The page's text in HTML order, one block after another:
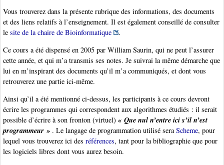
Vous trouverez dans la présente rubrique des informations, des documents
et des liens relatifs à l’enseignement. Il est également conseillé de consulter
le site de la chaire de Bioinformatique
.
Ce cours a été dispensé en 2005 par William Saurin, qui ne peut l’assurer
cette année, et qui m’a transmis ses notes. Je suivrai la même démarche que
lui en m’inspirant des documents qu’il m’a communiqués, et dont vous
retrouverez une partie ici-même.
Ainsi qu’il a été mentionné ci-dessus, les participants à ce cours devront
écrire les programmes qui correspondent aux algorithmes étudiés : il serait
possible d’écrire à son fronton (virtuel) « Que nul n’entre ici s’il n’est
programmeur » . Le langage de programmation utilisé seraScheme, pour
lequel vous trouverez ici des références, tant pour la bibliographie que pour
les logiciels libres dont vous aurez besoin.